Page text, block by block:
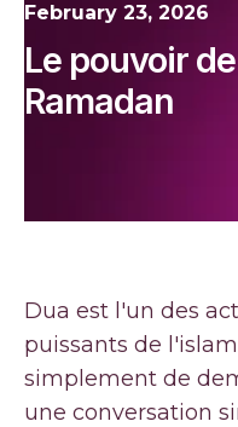
February 23, 2026
Le pouvoir
Ramadan
Dua est l'un des
puissants de
simplement de
une conversation